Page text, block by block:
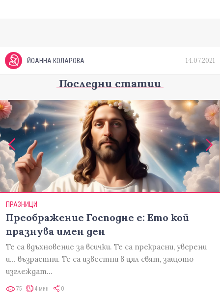
ЙОАННА КОЛАРОВА 14.07.2021
Последни статии
ПРАЗНИЦИ
Преображение Господне е: Ето кой
празнува имен ден
Те са вдъхновение за всички. Те са прекрасни, уверени
и... възрастни. Те са известни в цял свят, защото
изглеждат…
75 4 мин 0